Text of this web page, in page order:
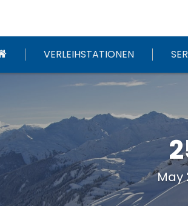
VERLEIHSTATIONEN
May